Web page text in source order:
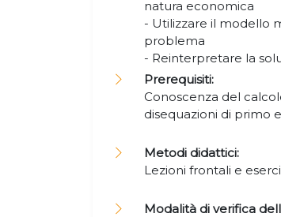
natura economica
- Utilizzare il modello
problema
- Reinterpretare la
Prerequisiti:
Conoscenza del
disequazioni di primo
Metodi didattici:
Lezioni frontali e
Modalità di verifica